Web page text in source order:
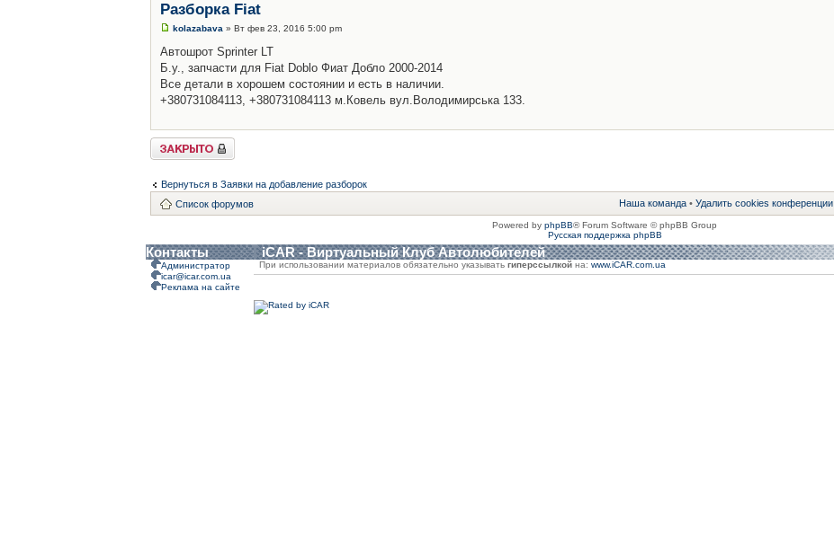
Разборка Fiat
kolazabava » Вт фев 23, 2016 5:00 pm
Автошрот Sprinter LT
Б.у., запчасти для Fiat Doblo Фиат Добло 2000-2014
Все детали в хорошем состоянии и есть в наличии.
+380731084113, +380731084113 м.Ковель вул.Володимирська 133.
Закрыто
Вернуться в Заявки на добавление разборок
Список форумов
Наша команда • Удалить cookies конференции
Powered by phpBB® Forum Software © phpBB Group
Русская поддержка phpBB
Контакты iCAR - Виртуальный Клуб Автолюбителей
Администратор
icar@icar.com.ua
Реклама на сайте
При использовании материалов обязательно указывать гиперссылкой на: www.iCAR.com.ua